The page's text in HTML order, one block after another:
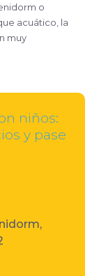
o
acuático, la
muy
niños:
y pase